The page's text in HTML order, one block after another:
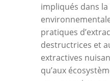
impliqués dans
pratiques
destructrices et
extractives
qu’aux